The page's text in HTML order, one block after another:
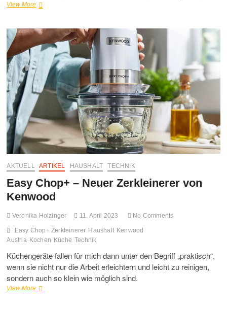
View MoreKenwood
Chef
Patissier
XL
AKTUELL ARTIKEL HAUSHALT TECHNIK
Easy Chop+ – Neuer Zerkleinerer von
Kenwood
Veronika Holzinger 11. April 2023 No Comments
Easy Chop+ Zerkleinerer Haushalt Kenwood
Austria Kochen Küche Technik
Küchengeräte fallen für mich dann unter den Begriff „praktisch“,
wenn sie nicht nur die Arbeit erleichtern und leicht zu reinigen,
sondern auch so klein wie möglich sind.
View MoreEasy